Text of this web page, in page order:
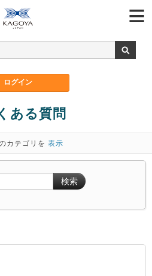
ある質問
カテゴリを 表示
検索